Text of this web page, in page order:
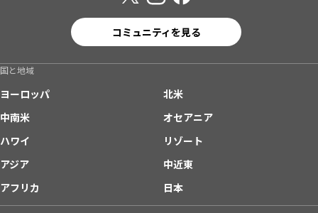
コミュニティを見る
国と地域
ヨーロッパ
北米
中南米
オセアニア
ハワイ
リゾート
アジア
中近東
アフリカ
日本